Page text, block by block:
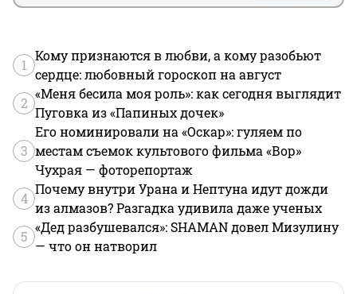
1
Кому признаются в любви, а кому разобьют
сердце: любовный гороскоп на август
2
«Меня бесила моя роль»: как сегодня выглядит
Пуговка из «Папиных дочек»
3
Его номинировали на «Оскар»: гуляем по
местам съемок культового фильма «Вор»
Чухрая — фоторепортаж
4
Почему внутри Урана и Нептуна идут дожди
из алмазов? Разгадка удивила даже ученых
5
«Дед разбушевался»: SHAMAN довел Мизулину
— что он натворил